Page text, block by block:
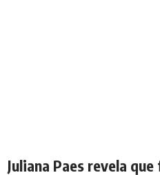
Juliana Paes revela